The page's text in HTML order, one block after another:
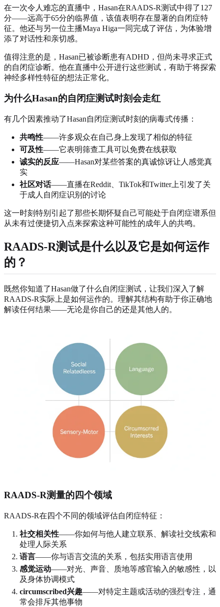
在一次令人难忘的直播中，Hasan在RAADS-R测试中得了127
分——远高于65分的临界值，该值表明存在显著的自闭症特
征。他还与另一位主播Maya Higa一同完成了评估，为体验增
添了对话性和亲切感。
值得注意的是，Hasan已被诊断患有ADHD，但尚未寻求正式
的自闭症诊断。他在直播中公开进行这些测试，有助于将探索
神经多样性特征的想法正常化。
为什么Hasan的自闭症测试时刻会走红
有几个因素推动了Hasan自闭症测试时刻的病毒式传播：
共鸣性——许多观众在自己身上发现了相似的特征
可及性——它表明筛查工具可以免费在线获取
诚实的反应——Hasan对某些答案的真诚惊讶让人感觉真
实
社区对话——直播在Reddit、TikTok和Twitter上引发了关
于成人自闭症识别的讨论
这一时刻特别引起了那些长期怀疑自己可能处于自闭症谱系但
从未有过便捷切入点来探索这种可能性的成年人的共鸣。
RAADS-R测试是什么以及它是如何运作
的？
既然你知道了Hasan做了什么自闭症测试，让我们深入了解
RAADS-R实际上是如何运作的。理解其结构有助于你正确地
解读任何结果——无论是你自己的还是其他人的。
RAADS-R测量的四个领域
RAADS-R在四个不同的领域评估自闭症特征：
社交相关性——你如何与他人建立联系、解读社交线索和
处理人际关系
语言——你与语言交流的关系，包括实用语言使用
感觉运动——对光、声音、质地等感官输入的敏感性，以
及身体协调模式
circumscribed兴趣——对特定主题或活动的强烈专注，通
常会排斥其他事物